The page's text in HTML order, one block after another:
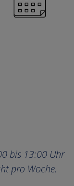
bis 13:00 Uhr
pro Woche.